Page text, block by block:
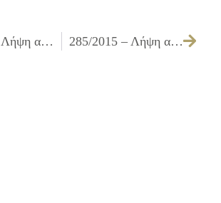
283/2015 – Λήψη απόφασης για την τροποποίηση κυκλοφορίας στην περιοχή που περικλείεται από τις οδούς Αγ. Γεωργίου, Πετρουπόλεως – Ηρακλείτου, Θηβών και Ανδ. Παπανδρέου 285/2015 – Λήψη απόφασης για τη χορήγηση παράτασης της συνολικής προθεσμίας για την περαίωση του αντικειμένου του Υποέργου 5 με τίτλο: «Εκπόνηση Συγκοινωνιακής μελέτης για την αντιμετώπιση των προβλημάτων μετακίνησης των κατοίκων του Δήμου»